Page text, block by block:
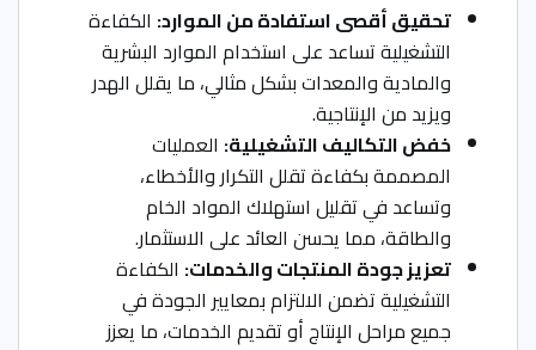
تحقيق أقصى استفادة من الموارد:الكفاءة
التشغيلية تساعد على استخدام الموارد البشرية
والمادية والمعدات بشكل مثالي، ما يقلل الهدر
ويزيد من الإنتاجية.
خفض التكاليف التشغيلية:العمليات
المصممة بكفاءة تقلل التكرار والأخطاء،
وتساعد في تقليل استهلاك المواد الخام
والطاقة، مما يحسن العائد على الاستثمار.
تعزيز جودة المنتجات والخدمات:الكفاءة
التشغيلية تضمن الالتزام بمعايير الجودة في
جميع مراحل الإنتاج أو تقديم الخدمات، ما يعزز